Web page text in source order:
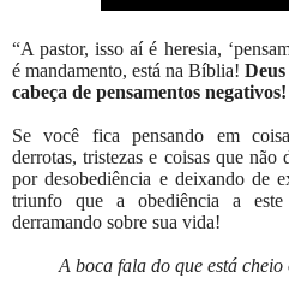
“A pastor, isso aí é heresia,
é mandamento, está na Bíblia!
cabeça de pensamentos negativos!
Se você fica pensando em
derrotas, tristezas e coisas que não
por desobediência e deixando de
triunfo que a obediência a este
derramando sobre sua vida!
A boca fala do que está